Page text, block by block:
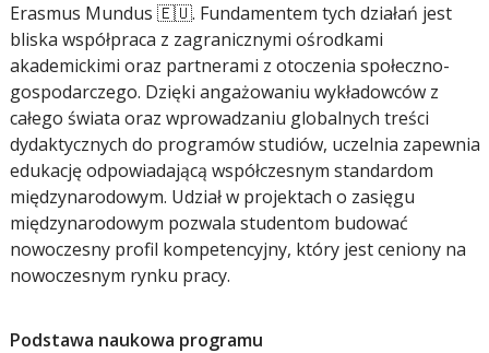
Erasmus Mundus 🇪🇺. Fundamentem tych działań jest
bliska współpraca z zagranicznymi ośrodkami
akademickimi oraz partnerami z otoczenia społeczno-
gospodarczego. Dzięki angażowaniu wykładowców z
całego świata oraz wprowadzaniu globalnych treści
dydaktycznych do programów studiów, uczelnia zapewnia
edukację odpowiadającą współczesnym standardom
międzynarodowym. Udział w projektach o zasięgu
międzynarodowym pozwala studentom budować
nowoczesny profil kompetencyjny, który jest ceniony na
nowoczesnym rynku pracy.
Podstawa naukowa programu